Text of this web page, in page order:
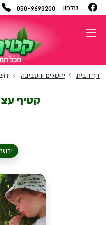
טלפון 050-9693200
דף הבית ירושלים והסביבה
קטיף